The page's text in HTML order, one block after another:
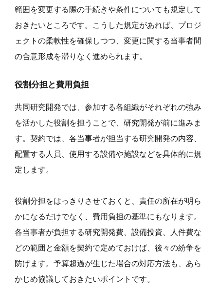
範囲を変更する際の手続きや条件についても規定して
おきたいところです。こうした規定があれば、プロジ
ェクトの柔軟性を確保しつつ、変更に関する当事者間
の合意形成を滞りなく進められます。
役割分担と費用負担
共同研究開発では、参加する各組織がそれぞれの強み
を活かした役割を担うことで、研究開発が前に進みま
す。契約では、各当事者が担当する研究開発の内容、
配置する人員、使用する設備や施設などを具体的に規
定します。
役割分担をはっきりさせておくと、責任の所在が明ら
かになるだけでなく、費用負担の基準にもなります。
各当事者が負担する研究開発費、設備投資、人件費な
どの範囲と金額を契約で定めておけば、後々の紛争を
防げます。予算超過が生じた場合の対応方法も、あら
かじめ協議しておきたいポイントです。